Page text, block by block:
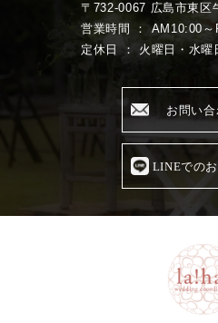
〒732-0067 広島市東区
営業時間 ： AM10:00～
定休日 ： 火曜日・水曜
お問い合
LINEでの